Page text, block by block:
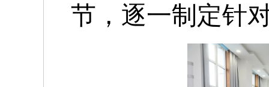
节，逐一制定针